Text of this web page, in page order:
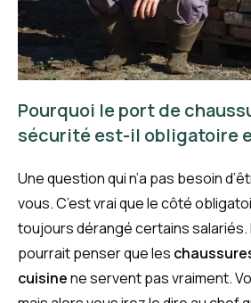
Pourquoi le port de
sécurité est-il obligatoire
Une question qui n’a pas besoin
vous. C’est vrai que le côté
toujours dérangé certains salariés.
pourrait penser que les
cuisinene servent pas vraiment.